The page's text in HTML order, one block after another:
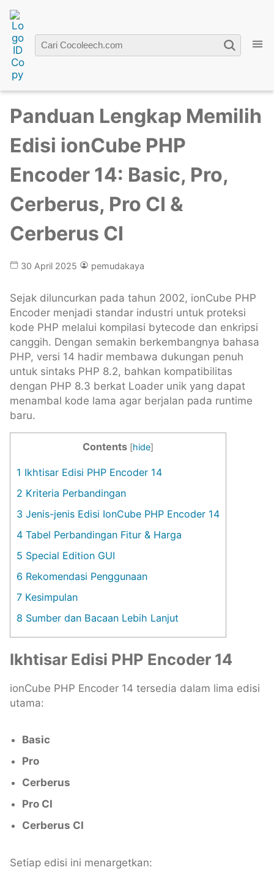
Home»Tips Akun Premium» Panduan Lengkap
Memilih Edisi ionCube PHP Encoder 14: Basic, Pro,
Cerberus, Pro CI & Cerberus CI
Panduan Lengkap Memilih
Edisi ionCube PHP
Encoder 14: Basic, Pro,
Cerberus, Pro CI &
Cerberus CI
30 April 2025 pemudakaya
Sejak diluncurkan pada tahun 2002, ionCube PHP
Encoder menjadi standar industri untuk proteksi
kode PHP melalui kompilasi bytecode dan enkripsi
canggih. Dengan semakin berkembangnya bahasa
PHP, versi 14 hadir membawa dukungan penuh
untuk sintaks PHP 8.2, bahkan kompatibilitas
dengan PHP 8.3 berkat Loader unik yang dapat
menambal kode lama agar berjalan pada runtime
baru.
Contents [hide]
1 Ikhtisar Edisi PHP Encoder 14
2 Kriteria Perbandingan
3 Jenis-jenis Edisi IonCube PHP Encoder 14
4 Tabel Perbandingan Fitur & Harga
5 Special Edition GUI
6 Rekomendasi Penggunaan
7 Kesimpulan
8 Sumber dan Bacaan Lebih Lanjut
Ikhtisar Edisi PHP Encoder 14
ionCube PHP Encoder 14 tersedia dalam lima edisi
utama:
Basic
Pro
Cerberus
Pro CI
Cerberus CI
Setiap edisi ini menargetkan: